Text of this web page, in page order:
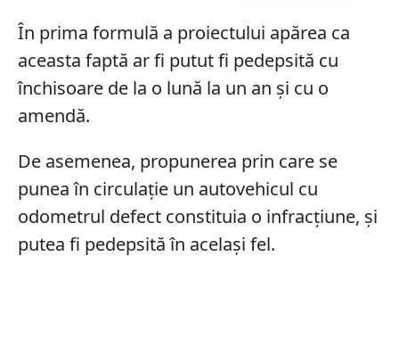
În prima formulă a proiectului apărea ca
aceasta faptă ar fi putut fi pedepsită cu
închisoare de la o lună la un an și cu o
amendă.
De asemenea, propunerea prin care se
punea în circulație un autovehicul cu
odometrul defect constituia o infracțiune, și
putea fi pedepsită în același fel.